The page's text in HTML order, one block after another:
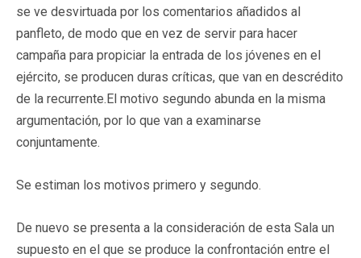
se ve desvirtuada por los comentarios añadidos al
panfleto, de modo que en vez de servir para hacer
campaña para propiciar la entrada de los jóvenes en el
ejército, se producen duras críticas, que van en descrédito
de la recurrente.El motivo segundo abunda en la misma
argumentación, por lo que van a examinarse
conjuntamente.
Se estiman los motivos primero y segundo.
De nuevo se presenta a la consideración de esta Sala un
supuesto en el que se produce la confrontación entre el